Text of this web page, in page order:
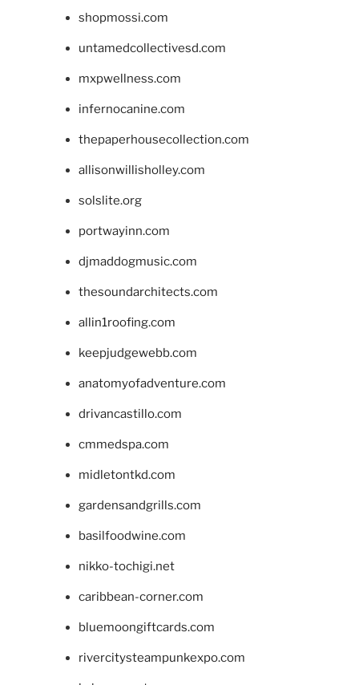
shopmossi.com
untamedcollectivesd.com
mxpwellness.com
infernocanine.com
thepaperhousecollection.com
allisonwillisholley.com
solslite.org
portwayinn.com
djmaddogmusic.com
thesoundarchitects.com
allin1roofing.com
keepjudgewebb.com
anatomyofadventure.com
drivancastillo.com
cmmedspa.com
midletontkd.com
gardensandgrills.com
basilfoodwine.com
nikko-tochigi.net
caribbean-corner.com
bluemoongiftcards.com
rivercitysteampunkexpo.com